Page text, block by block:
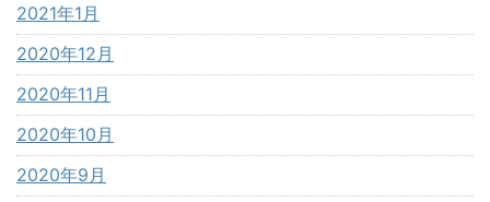
2021年1月
2020年12月
2020年11月
2020年10月
2020年9月